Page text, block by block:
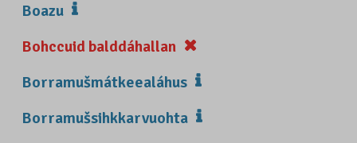
Boazu
Bohccuid balddáhallan
Borramušmátkeealáhus
Borramušsihkkarvuohta